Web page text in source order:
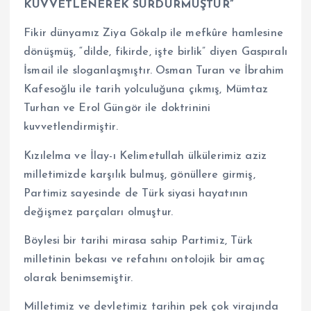
KUVVETLENEREK SÜRDÜRMÜŞTÜR”
Fikir dünyamız Ziya Gökalp ile mefkûre hamlesine
dönüşmüş, “dilde, fikirde, işte birlik” diyen Gaspıralı
İsmail ile sloganlaşmıştır. Osman Turan ve İbrahim
Kafesoğlu ile tarih yolculuğuna çıkmış, Mümtaz
Turhan ve Erol Güngör ile doktrinini
kuvvetlendirmiştir.
Kızılelma ve İlay-ı Kelimetullah ülkülerimiz aziz
milletimizde karşılık bulmuş, gönüllere girmiş,
Partimiz sayesinde de Türk siyasi hayatının
değişmez parçaları olmuştur.
Böylesi bir tarihi mirasa sahip Partimiz, Türk
milletinin bekası ve refahını ontolojik bir amaç
olarak benimsemiştir.
Milletimiz ve devletimiz tarihin pek çok virajında